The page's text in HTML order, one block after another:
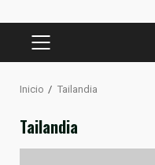
MENÚ
Inicio Tailandia
Tailandia